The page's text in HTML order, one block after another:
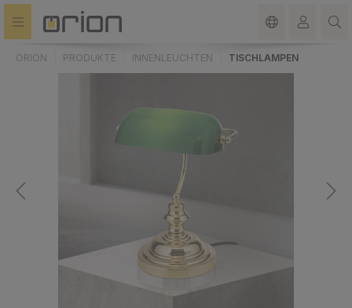
springen
ORION PRODUKTE INNENLEUCHTEN TISCHLAMPEN